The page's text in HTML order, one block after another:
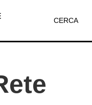
CERCA